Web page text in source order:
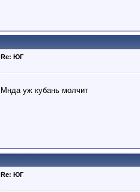
Re: ЮГ
Мнда уж кубань молчит
Re: ЮГ